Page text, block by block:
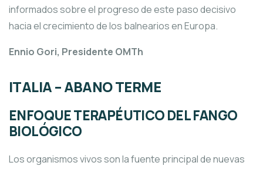
informados sobre el progreso de este paso decisivo
hacia el crecimiento de los balnearios en Europa.
Ennio Gori, Presidente OMTh
ITALIA – ABANO TERME
ENFOQUE TERAPÉUTICO DEL FANGO
BIOLÓGICO
Los organismos vivos son la fuente principal de nuevas